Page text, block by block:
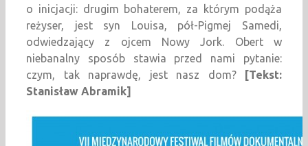
o inicjacji: drugim bohaterem, za którym podąża
reżyser, jest syn Louisa, pół-Pigmej Samedi,
odwiedzający z ojcem Nowy Jork. Obert w
niebanalny sposób stawia przed nami pytanie:
czym, tak naprawdę, jest nasz dom?
[Tekst:
Stanisław Abramik]